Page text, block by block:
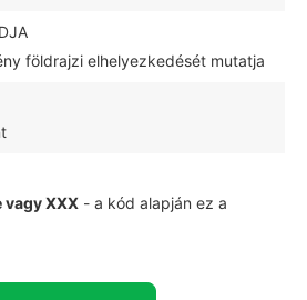
földrajzi elhelyezkedését mutatja
XXX - a kód alapján ez a